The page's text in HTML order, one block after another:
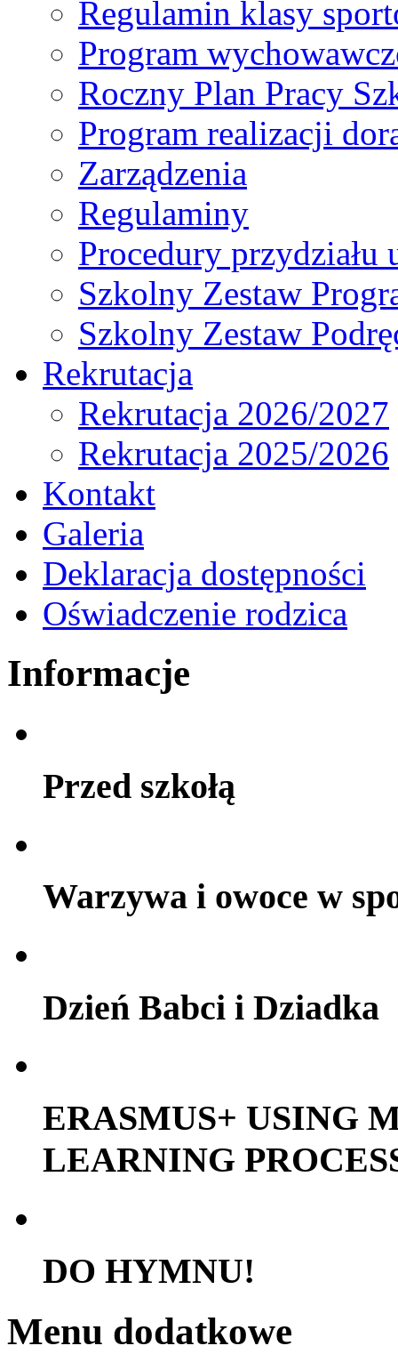
Regulamin klasy
Program
Roczny Plan Pracy
Program realizacji
Zarządzenia
Regulaminy
Procedury
Szkolny Zestaw
Szkolny Zestaw
Rekrutacja
Rekrutacja 2026/2027
Rekrutacja 2025/2026
Kontakt
Galeria
Deklaracja dostępności
Oświadczenie rodzica
Informacje
Przed szkołą
Warzywa i owoce w
Dzień Babci i Dziadka
ERASMUS+ USING
LEARNING
DO HYMNU!
Menu dodatkowe